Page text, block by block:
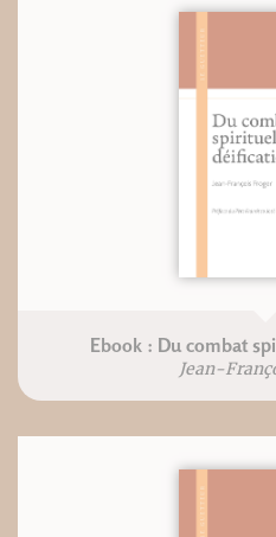
Ebook : Du combat
Jean-